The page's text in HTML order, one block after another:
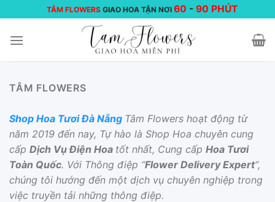
đến
nội
TÂM FLOWERS GIAO HOA TẬN NƠI 60 -90 PHÚT
TÂM FLOWERS
Shop Hoa Tươi Đà Nẵng Tâm Flowers hoạt động từ
năm 2019 đến nay, Tự hào là Shop Hoa chuyên cung
cấp Dịch Vụ Điện Hoa tốt nhất, Cung cấp Hoa Tươi
Toàn Quốc. Với Thông điệp “Flower Delivery Expert“,
chúng tôi hướng đến một dịch vụ chuyên nghiệp trong
việc truyền tải những thông điệp.